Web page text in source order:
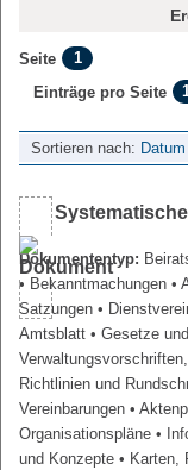
Seite
1
Einträge pro Seite
Sortieren nach: Datum
Dokumententyp:
• Bekanntmachungen •
Satzungen •
Amtsblatt • Gesetze
Richtlinien und
Vereinbarungen •
Organisationspläne •
und Konzepte • Karten,